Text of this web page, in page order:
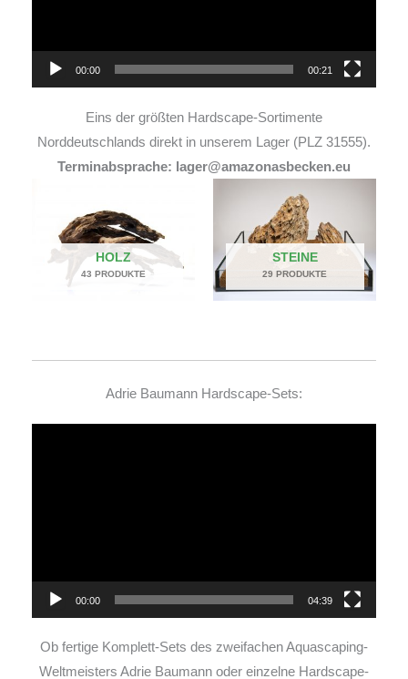
00:00 00:21
Eins der größten Hardscape-Sortimente
Norddeutschlands direkt in unserem Lager (PLZ 31555).
Terminabsprache: lager@amazonasbecken.eu
HOLZ
43 PRODUKTE
STEINE
29 PRODUKTE
Adrie Baumann Hardscape-Sets:
00:00 04:39
Ob fertige Komplett-Sets des zweifachen Aquascaping-
Weltmeisters Adrie Baumann oder einzelne Hardscape-